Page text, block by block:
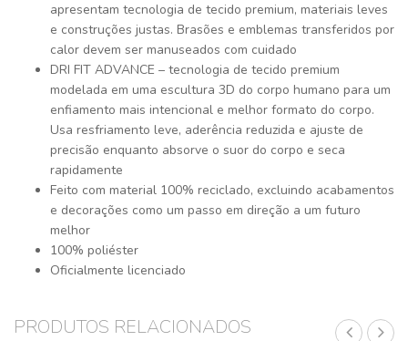
apresentam tecnologia de tecido premium, materiais leves
e construções justas. Brasões e emblemas transferidos por
calor devem ser manuseados com cuidado
DRI FIT ADVANCE – tecnologia de tecido premium
modelada em uma escultura 3D do corpo humano para um
enfiamento mais intencional e melhor formato do corpo.
Usa resfriamento leve, aderência reduzida e ajuste de
precisão enquanto absorve o suor do corpo e seca
rapidamente
Feito com material 100% reciclado, excluindo acabamentos
e decorações como um passo em direção a um futuro
melhor
100% poliéster
Oficialmente licenciado
PRODUTOS RELACIONADOS